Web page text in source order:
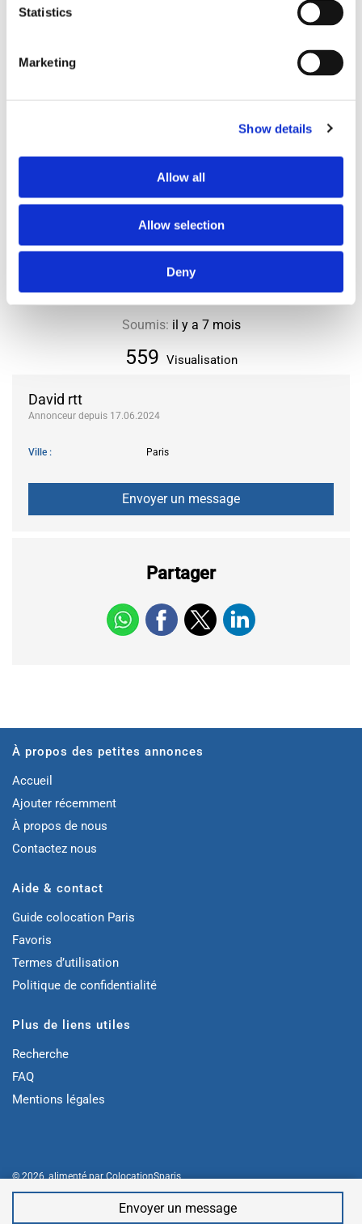
Statistics
Marketing
Show details
Allow all
Allow selection
Deny
David rtt
Annonceur depuis 17.06.2024
Ville Paris
Partager
Cuisiner des repas
Accueil des invités
Ville ou Département
93
Bagnolet
559 Visualisation
Soumis: il y a 7 mois
À propos des petites annonces
Accueil
Ajouter récemment
À propos de nous
Contactez nous
Aide & contact
Guide colocation Paris
Favoris
Termes d’utilisation
Politique de confidentialité
Plus de liens utiles
Recherche
FAQ
Mentions légales
© 2026, alimenté parColocationSparis